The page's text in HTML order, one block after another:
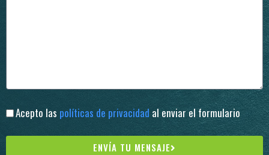
Acepto las políticas de privacidad al enviar el formulario
ENVÍA TU MENSAJE